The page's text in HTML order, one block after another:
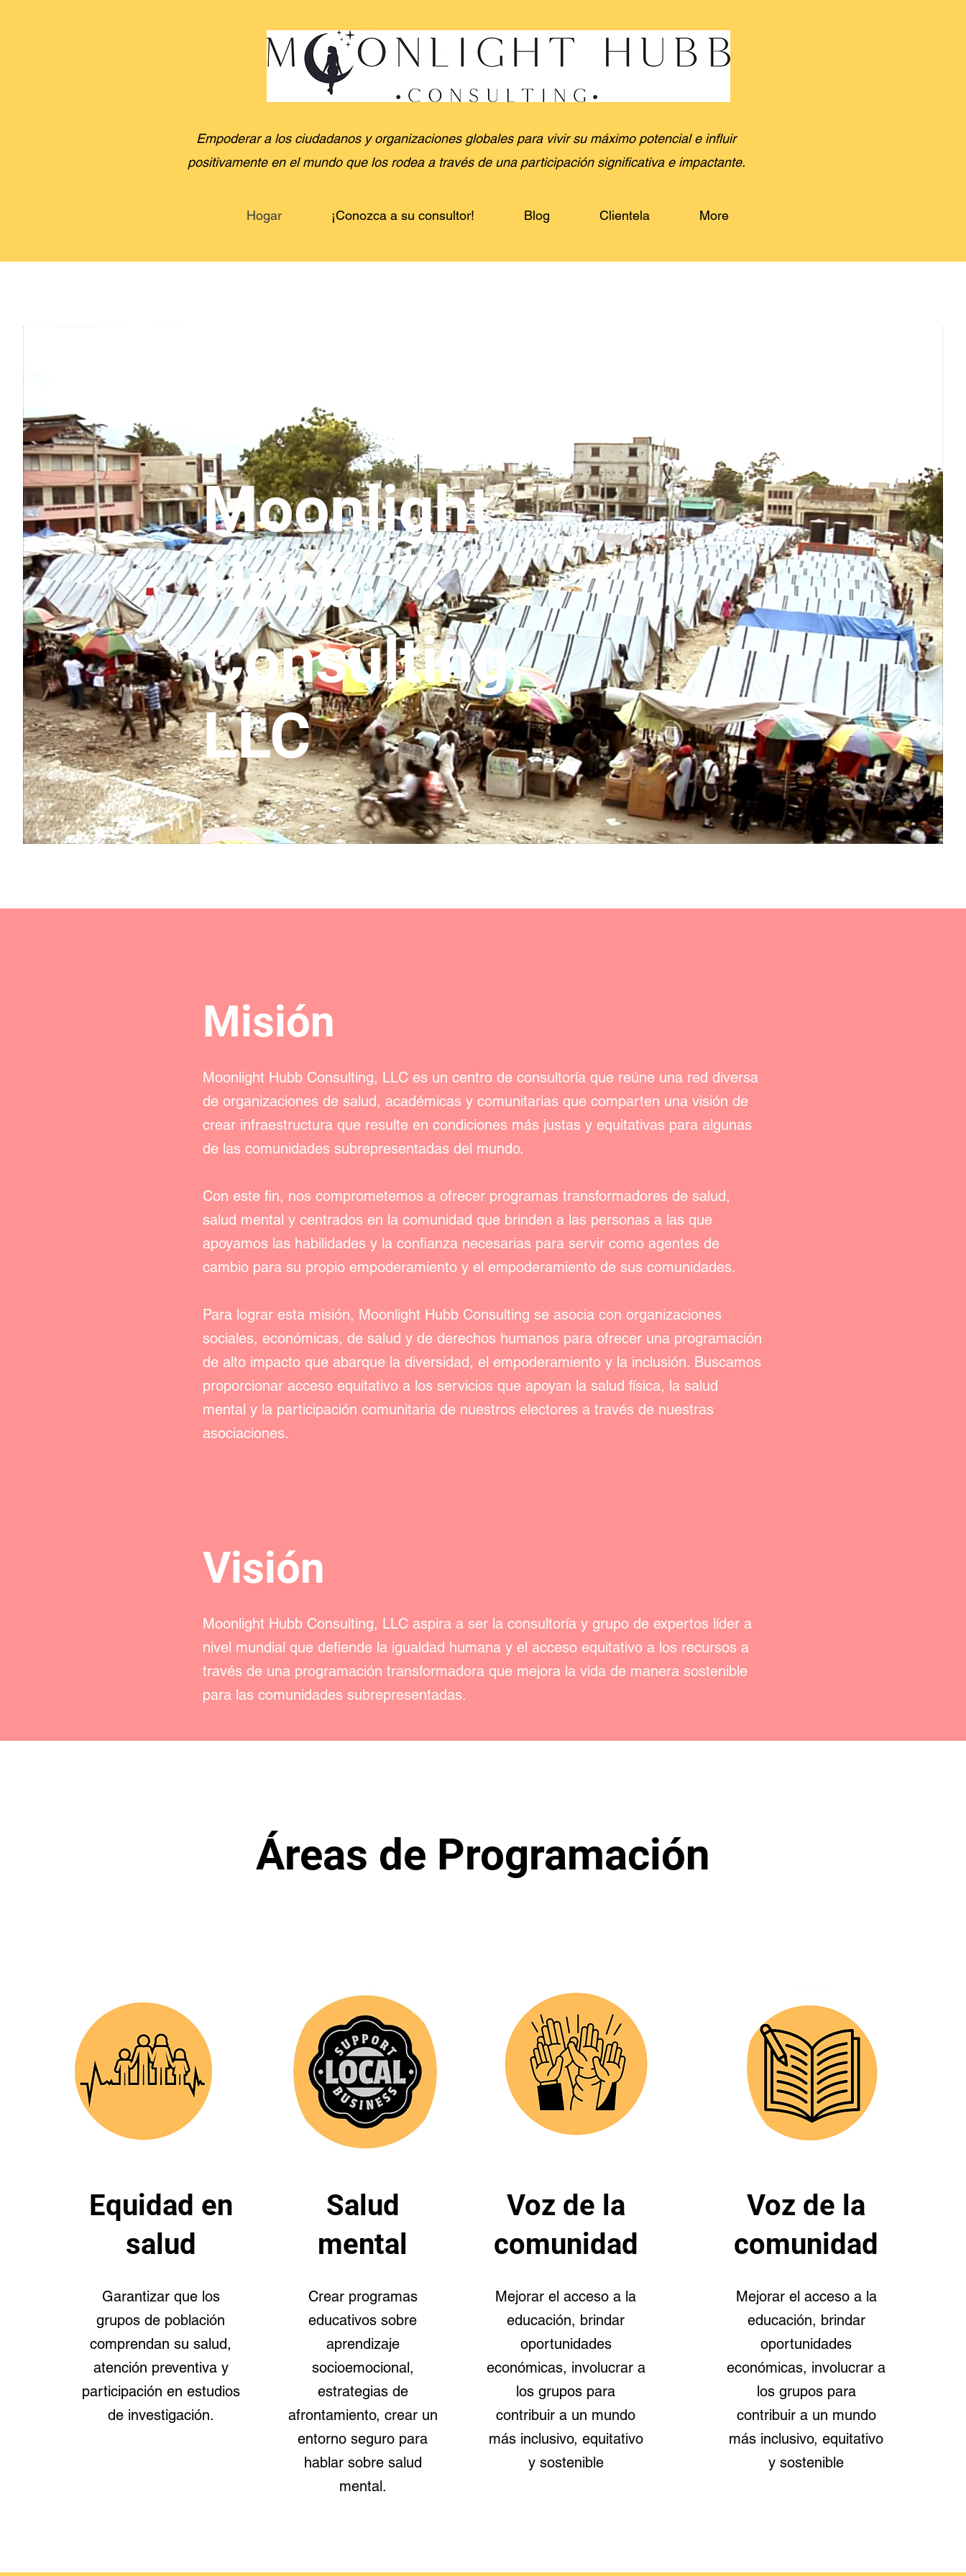
Empoderar a los ciudadanos y organizaciones globales para vivir su máximo potencial e influir
positivamente en el mundo que los rodea a través de una participación significativa e impactante.
Hogar ¡Conozca a su consultor! Blog Clientela More
Moonlight
Hubb
Consulting,
LLC
Misión
Moonlight Hubb Consulting, LLC es un centro de consultoría que reúne una red diversa
de organizaciones de salud, académicas y comunitarias que comparten una visión de
crear infraestructura que resulte en condiciones más justas y equitativas para algunas
de las comunidades subrepresentadas del mundo.
Con este fin, nos comprometemos a ofrecer programas transformadores de salud,
salud mental y centrados en la comunidad que brinden a las personas a las que
apoyamos las habilidades y la confianza necesarias para servir como agentes de
cambio para su propio empoderamiento y el empoderamiento de sus comunidades.
Para lograr esta misión, Moonlight Hubb Consulting se asocia con organizaciones
sociales, económicas, de salud y de derechos humanos para ofrecer una programación
de alto impacto que abarque la diversidad, el empoderamiento y la inclusión. Buscamos
proporcionar acceso equitativo a los servicios que apoyan la salud física, la salud
mental y la participación comunitaria de nuestros electores a través de nuestras
asociaciones.
Visión
Moonlight Hubb Consulting, LLC aspira a ser la consultoría y grupo de expertos líder a
nivel mundial que defiende la igualdad humana y el acceso equitativo a los recursos a
través de una programación transformadora que mejora la vida de manera sostenible
para las comunidades subrepresentadas.
Áreas de Programación
Equidad en
salud
Garantizar que los
grupos de población
comprendan su salud,
atención preventiva y
participación en estudios
de investigación.
Salud
mental
Crear programas
educativos sobre
aprendizaje
socioemocional,
estrategias de
afrontamiento, crear un
entorno seguro para
hablar sobre salud
mental.
Voz de la
comunidad
Mejorar el acceso a la
educación, brindar
oportunidades
económicas, involucrar a
los grupos para
contribuir a un mundo
más inclusivo, equitativo
y sostenible
Voz de la
comunidad
Mejorar el acceso a la
educación, brindar
oportunidades
económicas, involucrar a
los grupos para
contribuir a un mundo
más inclusivo, equitativo
y sostenible